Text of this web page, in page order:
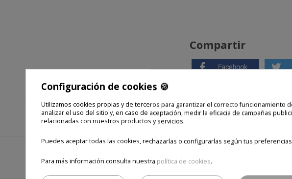
Compartir
SEA EL PRIMERO EN ESCRIBIR UNA RESEÑA
Configuración de cookies 🍪
Utilizamos cookies propias y de terceros para garantizar el correcto funcionamiento
analizar el uso del sitio y, en caso de aceptación, medir la eficacia de campañas
relacionadas con nuestros productos y servicios.
Puedes aceptar todas las cookies, rechazarlas o configurarlas según tus
Para más información consulta nuestra política de cookies.